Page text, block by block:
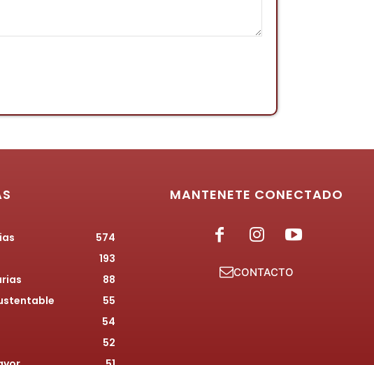
574
193
88
55
54
52
MANTENETE CONECTADO
CONTACTO